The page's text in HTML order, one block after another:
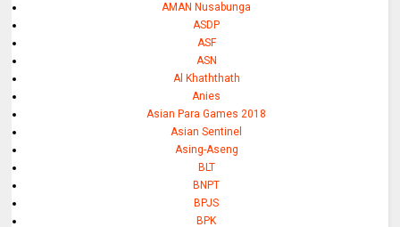
AMAN Nusabunga
ASDP
ASF
ASN
Al Khaththath
Anies
Asian Para Games 2018
Asian Sentinel
Asing-Aseng
BLT
BNPT
BPJS
BPK